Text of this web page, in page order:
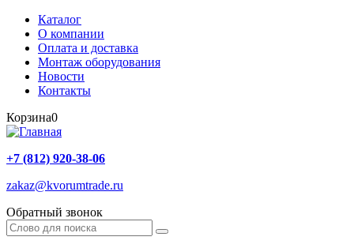
Каталог
О компании
Оплата и доставка
Монтаж оборудования
Новости
Контакты
Корзина0
+7 (812) 920-38-06
zakaz@kvorumtrade.ru
Обратный звонок